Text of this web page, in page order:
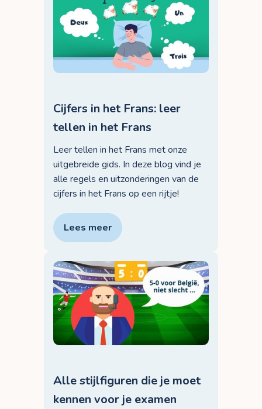
Cijfers in het Frans: leer
tellen in het Frans
Leer tellen in het Frans met onze
uitgebreide gids. In deze blog vind je
alle regels en uitzonderingen van de
cijfers in het Frans op een rijtje!
Lees meer
Alle stijlfiguren die je moet
kennen voor je examen